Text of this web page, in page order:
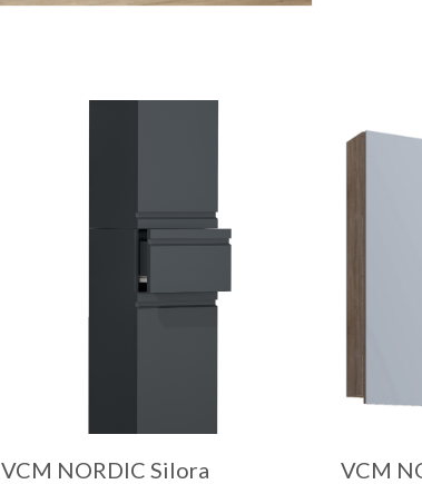
VCM NORDIC Silora
VCM